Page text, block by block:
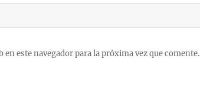
este navegador para la próxima vez que comente.